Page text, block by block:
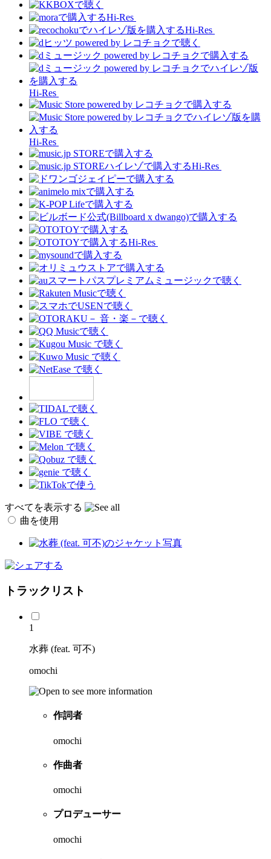
Hi-Res
Hi-Res
Hi-Res
Hi-Res
Hi-Res
Hi-Res
すべてを表示する
曲を使用
トラックリスト
1
水葬 (feat. 可不)
omochi
作詞者
omochi
作曲者
omochi
プロデューサー
omochi